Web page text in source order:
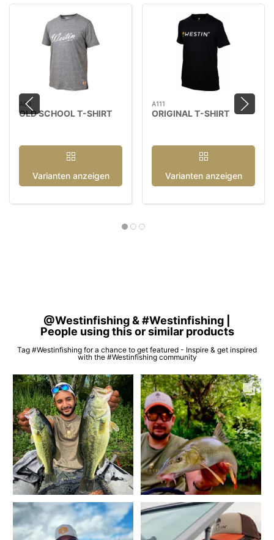
A68
OLD SCHOOL T-SHIRT
Varianten anzeigen
A111
ORIGINAL T-SHIRT
Varianten anzeigen
@Westinfishing & #Westinfishing |
People using this or similar products
Tag #Westinfishing for a chance to get featured - Inspire & get inspired
with the #Westinfishing community